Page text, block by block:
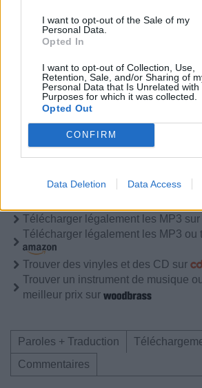
I want to opt-out of the Sale of my
Personal Data.
Opted In
I want to opt-out of Collection, Use,
Retention, Sale, and/or Sharing of
Personal Data that Is Unrelated with
Purposes for which it was collected.
Opted Out
CONFIRM
Data Deletion Data Access
Albums : Wings, You
(Wings reissue 2017)
Paroles + Traduction
Commentaires
Pour prolonger le plaisir
Télécharger légalement les MP3 sur
Télécharger légalement les MP3 ou
Trouver des vinyles et des CD sur
Trouver un instrument de musique
meilleur prix sur
Paroles + Traduction
Commentaires